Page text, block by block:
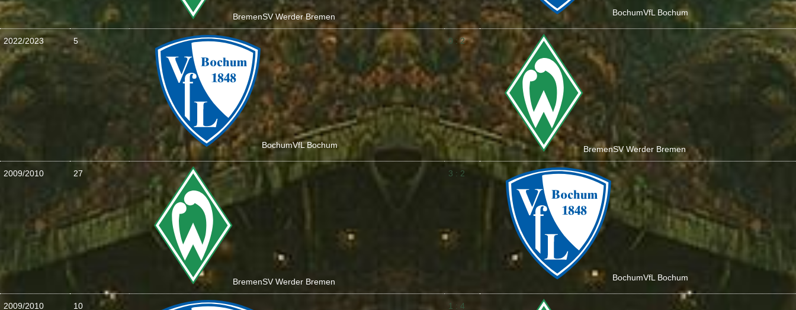
BremenSV Werder Bremen BochumVfL Bochum
2022/2023 5
BochumVfL Bochum
0 : 2
BremenSV Werder Bremen
2009/2010 27
BremenSV Werder Bremen
3 : 2
BochumVfL Bochum
2009/2010 10 1 : 4